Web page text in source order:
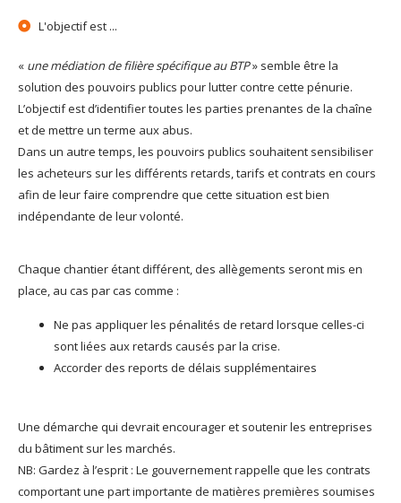
L'objectif est ...
« une médiation de filière spécifique au BTP» semble être la
solution des pouvoirs publics pour lutter contre cette pénurie.
L’objectif est d’identifier toutes les parties prenantes de la chaîne
et de mettre un terme aux abus.
Dans un autre temps, les pouvoirs publics souhaitent sensibiliser
les acheteurs sur les différents retards, tarifs et contrats en cours
afin de leur faire comprendre que cette situation est bien
indépendante de leur volonté.
Chaque chantier étant différent, des allègements seront mis en
place, au cas par cas comme :
Ne pas appliquer les pénalités de retard lorsque celles-ci
sont liées aux retards causés par la crise.
Accorder des reports de délais supplémentaires
Une démarche qui devrait encourager et soutenir les entreprises
du bâtiment sur les marchés.
NB: Gardez à l’esprit : Le gouvernement rappelle que les contrats
comportant une part importante de matières premières soumises